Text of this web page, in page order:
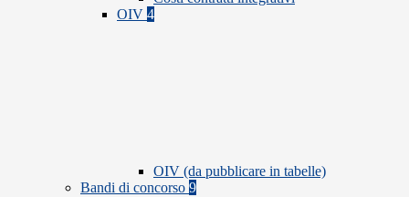
OIV 4
OIV (da pubblicare in tabelle)
Bandi di concorso 9